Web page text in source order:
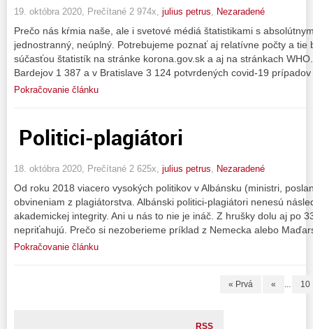
19. októbra 2020, Prečítané 2 974x, julius petrus Nezaradené
Prečo nás kŕmia naše, ale i svetové médiá štatistikami s
jednostranný, neúplný. Potrebujeme poznať aj relatívne počty a tie
súčasťou štatistík na stránke korona.gov.sk a aj na stránkach
Bardejov 1 387 a v Bratislave 3 124 potvrdených covid-19
Pokračovanie článku
Politici-plagiátori
18. októbra 2020, Prečítané 2 625x, julius petrus, Nezaradené
Od roku 2018 viacero vysokých politikov v Albánsku (ministri,
obvineniam z plagiátorstva. Albánski politici-plagiátori nenesú
akademickej integrity. Ani u nás to nie je ináč. Z hrušky dolu aj po
nepriťahujú. Prečo si nezoberieme príklad z Nemecka alebo
Pokračovanie článku
« Prvá « ... 10
RSS